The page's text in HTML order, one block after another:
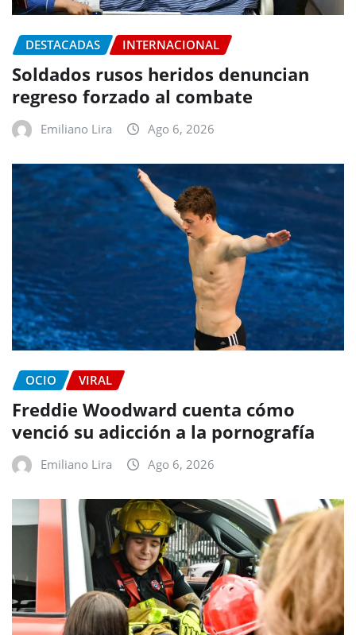
DESTACADAS INTERNACIONAL
Soldados rusos heridos denuncian
regreso forzado al combate
Emiliano Lira Ago 6, 2026
OCIO VIRAL
Freddie Woodward cuenta cómo
venció su adicción a la pornografía
Emiliano Lira Ago 6, 2026